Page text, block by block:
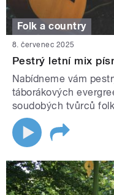
Folk a country
8. červenec 2025
Pestrý letní mix
Nabídneme vám
táborákových
soudobých tvůrců